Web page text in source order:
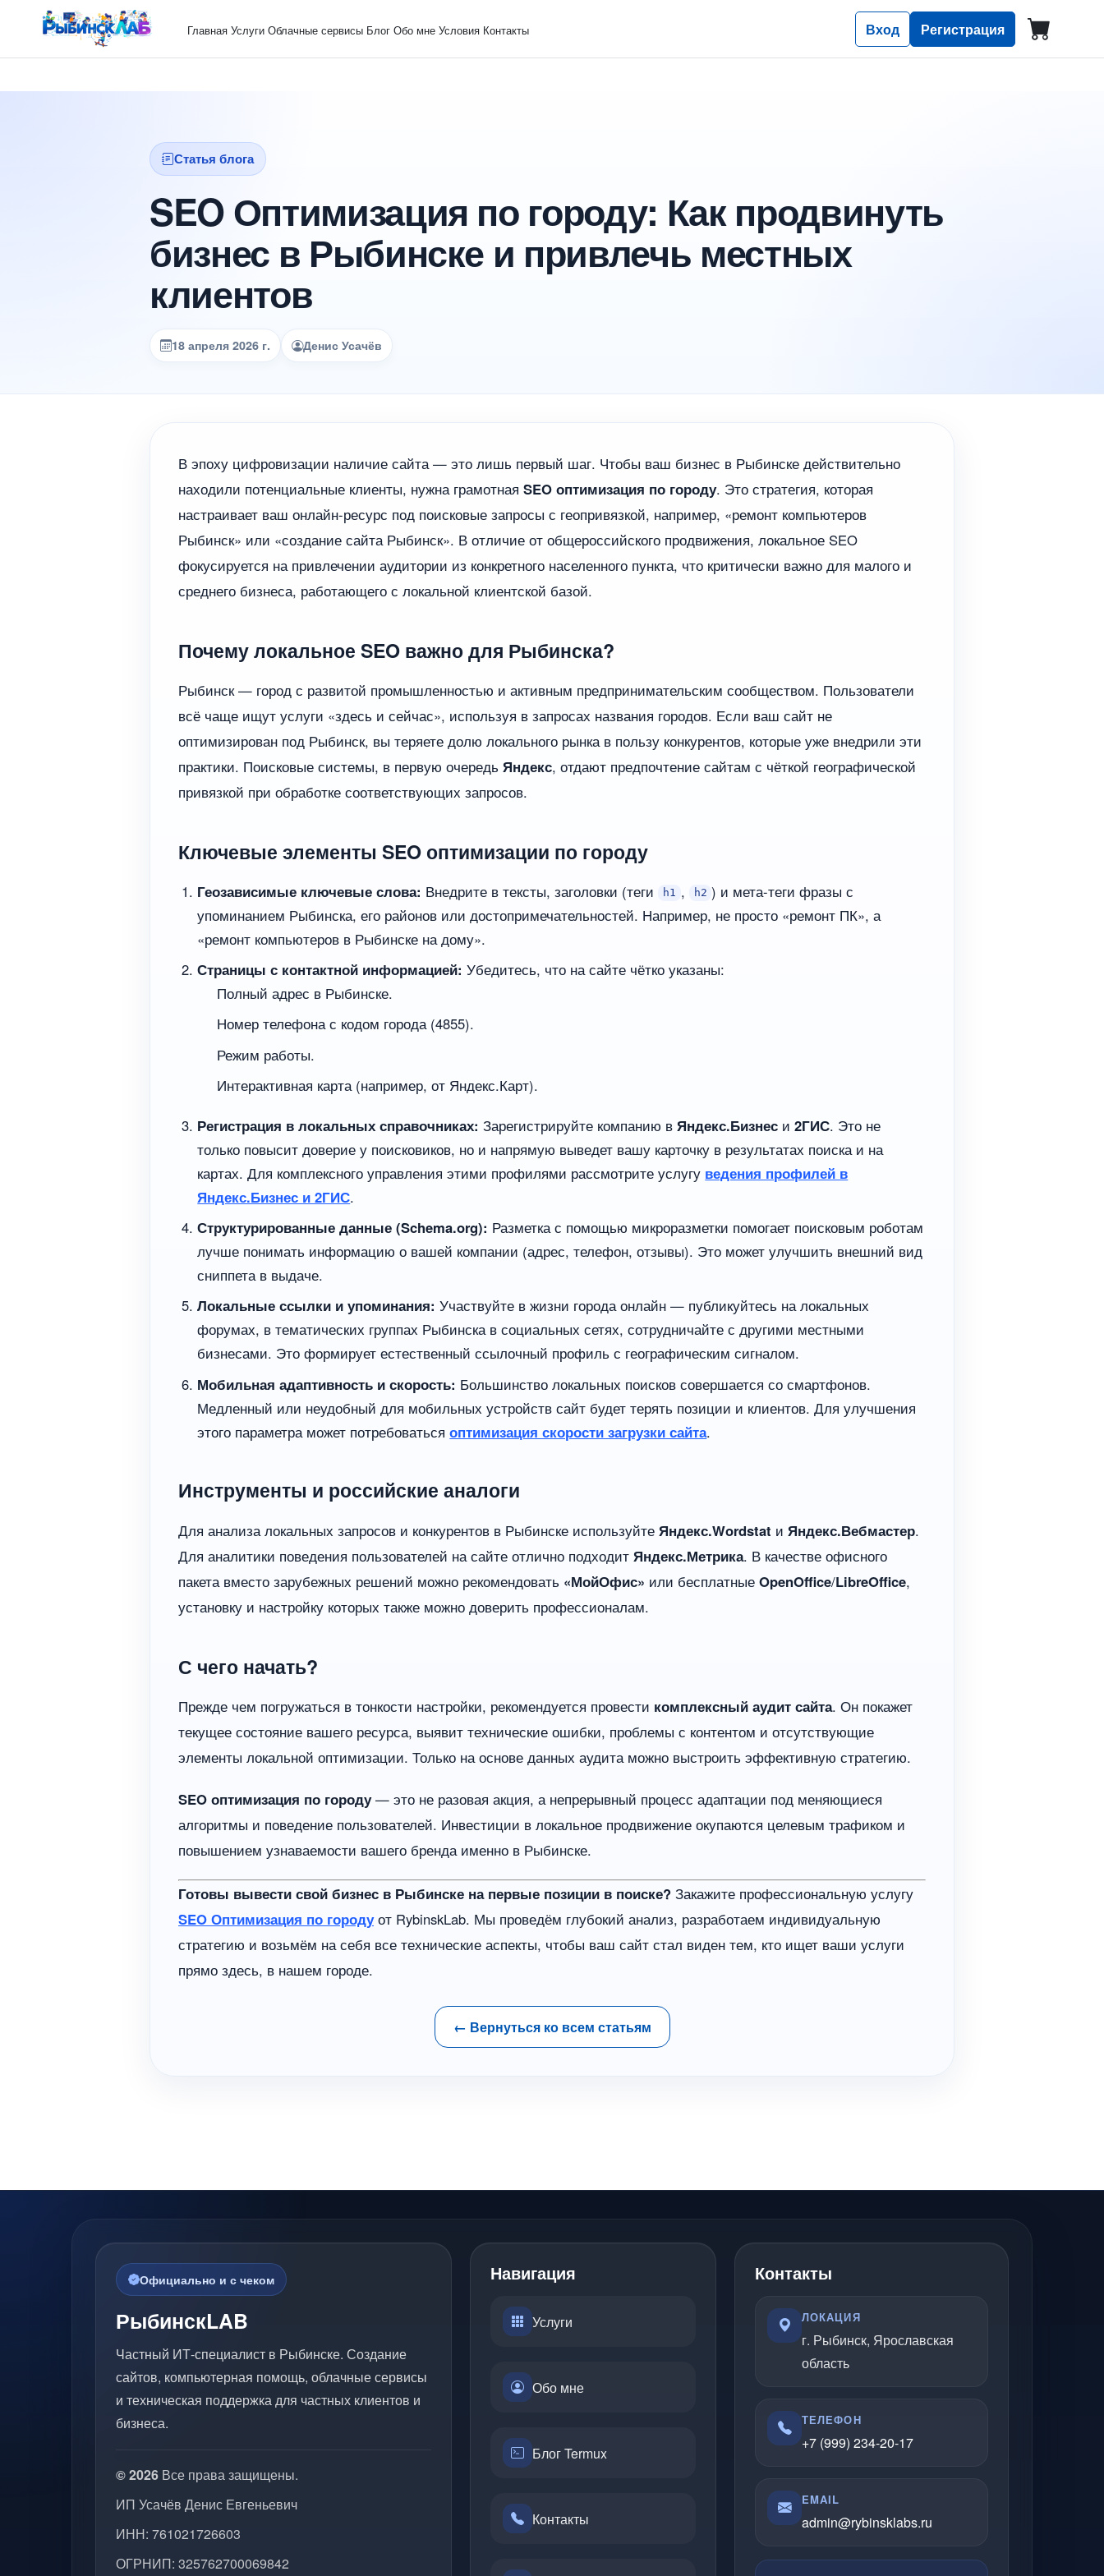
Главная Услуги Облачные сервисы Блог Обо мне Условия Контакты Вход Регистрация
Статья блога
SEO Оптимизация по городу: Как продвинуть
бизнес в Рыбинске и привлечь местных
клиентов
18 апреля 2026 г. Денис Усачёв
В эпоху цифровизации наличие сайта — это лишь первый шаг. Чтобы ваш бизнес в Рыбинске действительно
находили потенциальные клиенты, нужна грамотная SEO оптимизация по городу. Это стратегия, которая
настраивает ваш онлайн-ресурс под поисковые запросы с геопривязкой, например, «ремонт компьютеров
Рыбинск» или «создание сайта Рыбинск». В отличие от общероссийского продвижения, локальное SEO
фокусируется на привлечении аудитории из конкретного населенного пункта, что критически важно для малого и
среднего бизнеса, работающего с локальной клиентской базой.
Почему локальное SEO важно для Рыбинска?
Рыбинск — город с развитой промышленностью и активным предпринимательским сообществом. Пользователи
всё чаще ищут услуги «здесь и сейчас», используя в запросах названия городов. Если ваш сайт не
оптимизирован под Рыбинск, вы теряете долю локального рынка в пользу конкурентов, которые уже внедрили эти
практики. Поисковые системы, в первую очередь Яндекс, отдают предпочтение сайтам с чёткой географической
привязкой при обработке соответствующих запросов.
Ключевые элементы SEO оптимизации по городу
Геозависимые ключевые слова: Внедрите в тексты, заголовки (теги h1 , h2 ) и мета-теги фразы с
упоминанием Рыбинска, его районов или достопримечательностей. Например, не просто «ремонт ПК», а
«ремонт компьютеров в Рыбинске на дому».
Страницы с контактной информацией: Убедитесь, что на сайте чётко указаны:
Полный адрес в Рыбинске.
Номер телефона с кодом города (4855).
Режим работы.
Интерактивная карта (например, от Яндекс.Карт).
Регистрация в локальных справочниках: Зарегистрируйте компанию в Яндекс.Бизнес и2ГИС. Это не
только повысит доверие у поисковиков, но и напрямую выведет вашу карточку в результатах поиска и на
картах. Для комплексного управления этими профилями рассмотрите услугу ведения профилей в
Яндекс.Бизнес и 2ГИС.
Структурированные данные (Schema.org): Разметка с помощью микроразметки помогает поисковым роботам
лучше понимать информацию о вашей компании (адрес, телефон, отзывы). Это может улучшить внешний вид
сниппета в выдаче.
Локальные ссылки и упоминания: Участвуйте в жизни города онлайн — публикуйтесь на локальных
форумах, в тематических группах Рыбинска в социальных сетях, сотрудничайте с другими местными
бизнесами. Это формирует естественный ссылочный профиль с географическим сигналом.
Мобильная адаптивность и скорость: Большинство локальных поисков совершается со смартфонов.
Медленный или неудобный для мобильных устройств сайт будет терять позиции и клиентов. Для улучшения
этого параметра может потребоватьсяоптимизация скорости загрузки сайта.
Инструменты и российские аналоги
Для анализа локальных запросов и конкурентов в Рыбинске используйте Яндекс.Wordstat и Яндекс.Вебмастер.
Для аналитики поведения пользователей на сайте отлично подходит Яндекс.Метрика. В качестве офисного
пакета вместо зарубежных решений можно рекомендовать «МойОфис» или бесплатные OpenOffice/LibreOffice,
установку и настройку которых также можно доверить профессионалам.
С чего начать?
Прежде чем погружаться в тонкости настройки, рекомендуется провести комплексный аудит сайта. Он покажет
текущее состояние вашего ресурса, выявит технические ошибки, проблемы с контентом и отсутствующие
элементы локальной оптимизации. Только на основе данных аудита можно выстроить эффективную стратегию.
SEO оптимизация по городу— это не разовая акция, а непрерывный процесс адаптации под меняющиеся
алгоритмы и поведение пользователей. Инвестиции в локальное продвижение окупаются целевым трафиком и
повышением узнаваемости вашего бренда именно в Рыбинске.
Готовы вывести свой бизнес в Рыбинске на первые позиции в поиске? Закажите профессиональную услугу
SEO Оптимизация по городуот RybinskLab. Мы проведём глубокий анализ, разработаем индивидуальную
стратегию и возьмём на себя все технические аспекты, чтобы ваш сайт стал виден тем, кто ищет ваши услуги
прямо здесь, в нашем городе.
← Вернуться ко всем статьям
Официально и с чеком
РыбинскLAB
Частный ИТ-специалист в Рыбинске. Создание
сайтов, компьютерная помощь, облачные сервисы
и техническая поддержка для частных клиентов и
бизнеса.
© 2026 Все права защищены.
ИП Усачёв Денис Евгеньевич
ИНН: 761021726603
ОГРНИП: 325762700069842
Навигация
Услуги
Обо мне
Блог Termux
Контакты
Контакты
ЛОКАЦИЯ
г. Рыбинск, Ярославская
область
ТЕЛЕФОН
+7 (999) 234-20-17
EMAIL
admin@rybinsklabs.ru